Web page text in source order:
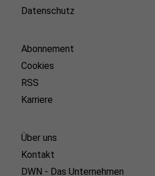
Datenschutz
Abonnement
Cookies
RSS
Karriere
Über uns
Kontakt
DWN - Das Unternehmen